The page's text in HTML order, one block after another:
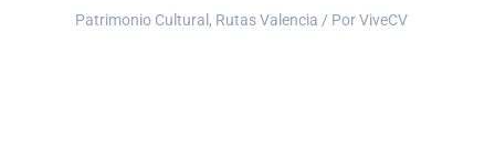
Patrimonio Cultural, Rutas Valencia / PorViveCV